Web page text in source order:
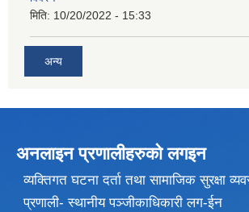
मिति: 10/20/2022 - 15:33
अन्य
अनलाइन प्रणालीहरुकाे लगइन
व्यक्तिगत घटना दर्ता तथा सामाजिक सुरक्षा
प्रणाली- स्थानीय पञ्जीकाधिकारी लग-ईन